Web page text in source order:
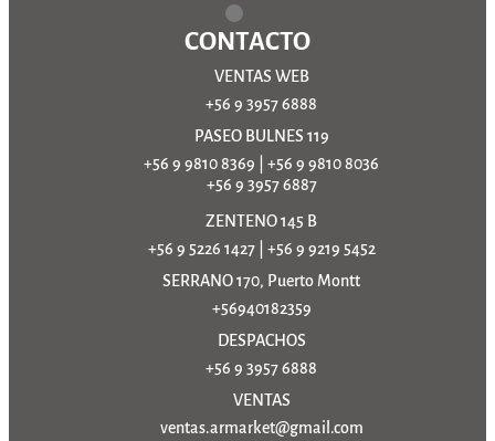
CONTACTO
VENTAS WEB
+56 9 3957 6888
PASEO BULNES 119
+56 9 9810 8369
+56 9 9810 8036
+56 9 3957 6887
ZENTENO 145 B
+56 9 5226 1427| +56 9 9219 5452
SERRANO 170, Puerto Montt
+56940182359
DESPACHOS
+56 9 3957 6888
VENTAS
ventas.armarket@gmail.com